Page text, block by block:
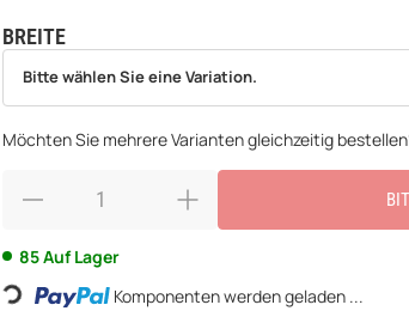
BREITE
wählen
Bitte wählen Sie eine Variation.
Möchten Sie mehrere Varianten gleichzeitig
85 Auf Lager
Komponenten werden geladen ...